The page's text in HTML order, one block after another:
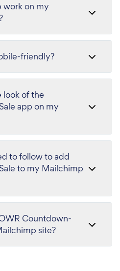
work on my
friendly?
look of the
app on my
to follow to add
to my Mailchimp
Countdown-
site?